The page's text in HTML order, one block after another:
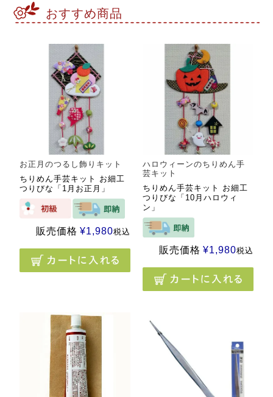
おすすめ商品
お正月のつるし飾りキット
ちりめん手芸キット お細工
つりびな「1月お正月」
販売価格 ¥1,980税込
ハロウィーンのちりめん手
芸キット
ちりめん手芸キット お細工
つりびな「10月ハロウィ
ン」
販売価格 ¥1,980税込